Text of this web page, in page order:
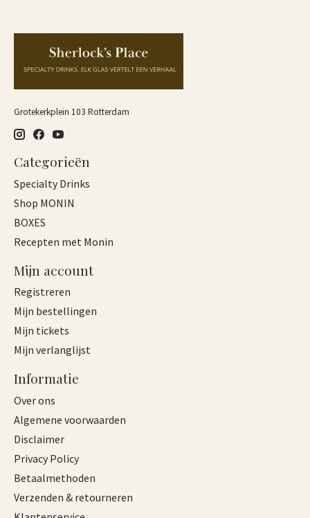
Grotekerkplein 103 Rotterdam
Categorieën
Specialty Drinks
Shop MONIN
BOXES
Recepten met Monin
Mijn account
Registreren
Mijn bestellingen
Mijn tickets
Mijn verlanglijst
Informatie
Over ons
Algemene voorwaarden
Disclaimer
Privacy Policy
Betaalmethoden
Verzenden & retourneren